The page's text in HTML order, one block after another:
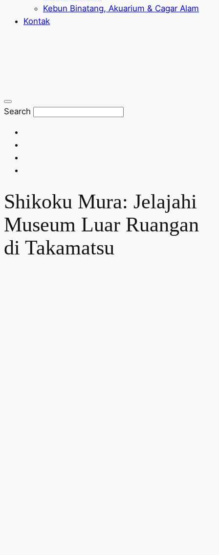
Kebun Binatang, Akuarium & Cagar Alam
Kontak
Search
Shikoku Mura: Jelajahi
Museum Luar Ruangan
di Takamatsu